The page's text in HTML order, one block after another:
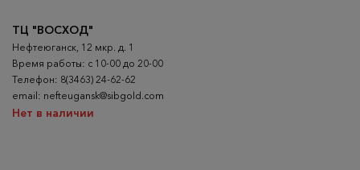
ТЦ "ВОСХОД"
Нефтеюганск, 12 мкр. д. 1
Время работы: с 10-00 до 20-00
Телефон: 8(3463) 24-62-62
email: nefteugansk@sibgold.com
Нет в наличии